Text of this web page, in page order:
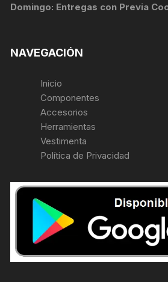
Domingo: Entregas con Previa
NAVEGACIÓN
Inicio
Componentes
Accesorios
Herramientas
Vestimenta
Política de Privacidad